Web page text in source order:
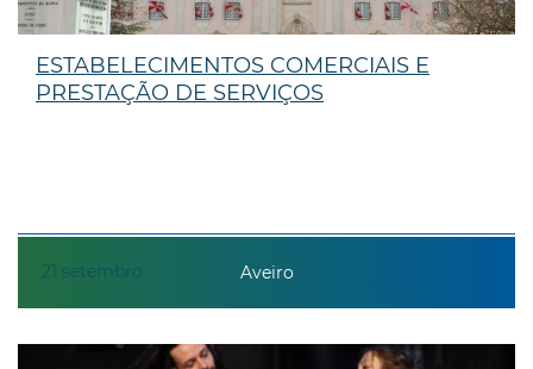
21 setembro
ESTABELECIMENTOS COMERCIAIS E
PRESTAÇÃO DE SERVIÇOS
Aveiro